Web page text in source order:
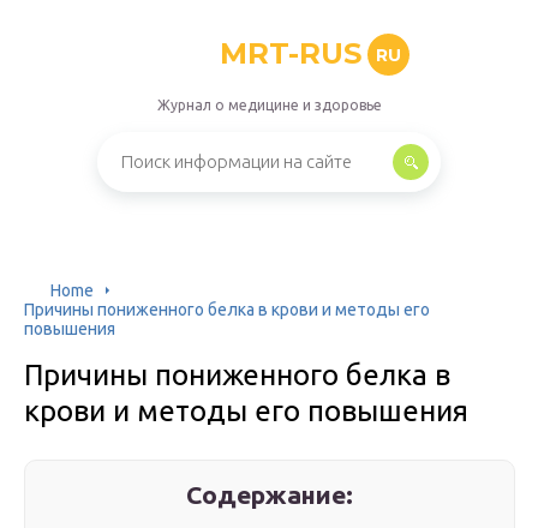
MRT-RUS RU
Журнал о медицине и здоровье
Home
Причины пониженного белка в крови и методы его
повышения
Причины пониженного белка в
крови и методы его повышения
Содержание: